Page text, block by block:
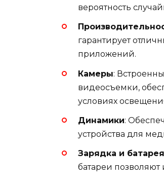
вероятность
гарантирует
приложений.
Камеры:
видеосъемки,
условиях
Динамики:
устройства для
Зарядка и батарея
батареи позволяют